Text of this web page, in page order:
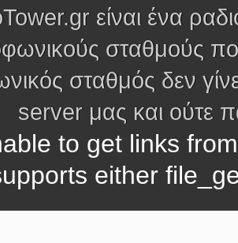
είναι ένα
σταθμούς
σταθμός δεν
server μας και ούτε
to get links
either